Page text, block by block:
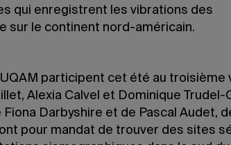
qui enregistrent les vibrations des
sur le continent nord-américain.
participent cet été au troisième
Alexia Calvel et Dominique Trudel-
Darbyshire et de Pascal Audet,
ont pour mandat de trouver des sites